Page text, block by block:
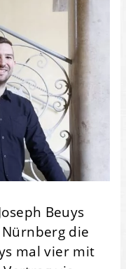
Beuys
die
mal vier mit